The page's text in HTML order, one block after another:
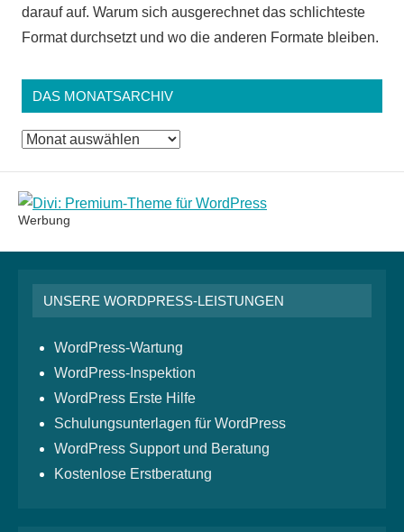
darauf auf. Warum sich ausgerechnet das schlichteste
Format durchsetzt und wo die anderen Formate bleiben.
DAS MONATSARCHIV
Das
Werbung
UNSERE WORDPRESS-LEISTUNGEN
WordPress-Wartung
WordPress-Inspektion
WordPress Erste Hilfe
Schulungsunterlagen für WordPress
WordPress Support und Beratung
Kostenlose Erstberatung